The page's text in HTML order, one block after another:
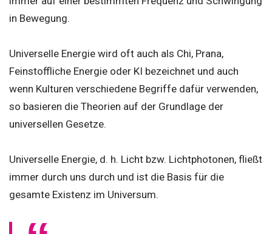
in Bewegung.
Universelle Energie wird oft auch als Chi, Prana,
Feinstoffliche Energie oder KI bezeichnet und auch
wenn Kulturen verschiedene Begriffe dafür verwenden,
so basieren die Theorien auf der Grundlage der
universellen Gesetze.
Universelle Energie, d. h. Licht bzw. Lichtphotonen, fließt
immer durch uns durch und ist die Basis für die
gesamte Existenz im Universum.